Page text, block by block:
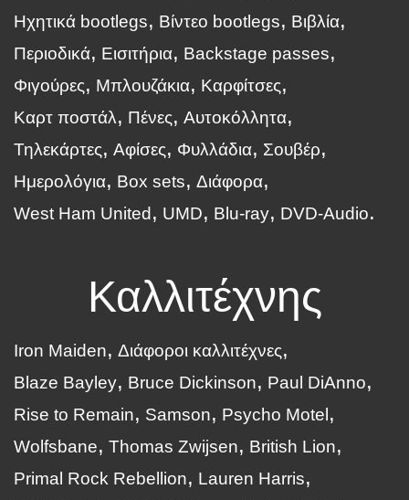
Ηχητικά bootlegs
Βίντεο bootlegs
Βιβλία
Περιοδικά
Εισιτήρια
Backstage passes
Φιγούρες
Μπλουζάκια
Καρφίτσες
Καρτ ποστάλ
Πένες
Αυτοκόλλητα
Τηλεκάρτες
Αφίσες Φυλλάδια
Σουβέρ
Ημερολόγια
Box sets
Διάφορα
West Ham United
UMD Blu-ray DVD-Audio
Καλλιτέχνης
Iron Maiden
Διάφοροι καλλιτέχνες
Blaze Bayley
Bruce Dickinson
Paul DiAnno
Rise to Remain
Samson
Psycho Motel
Wolfsbane
Thomas Zwijsen
British Lion
Primal Rock Rebellion
Lauren Harris